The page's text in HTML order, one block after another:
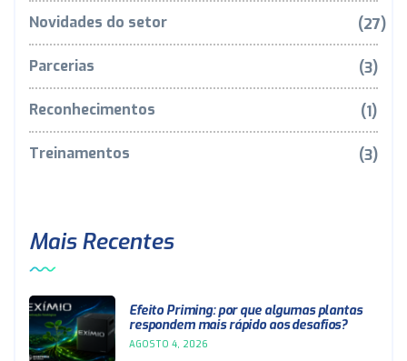
Novidades do setor (27)
Parcerias (3)
Reconhecimentos (1)
Treinamentos (3)
Mais Recentes
Efeito Priming: por que algumas plantas
respondem mais rápido aos desafios?
AGOSTO 4, 2026